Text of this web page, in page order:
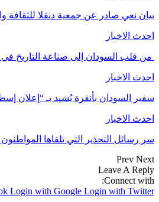
بيان نعي صادر عن جمعية دنقلا للثقافة
احدث الاخبار
من قلب السودان إلى صناعة التاريخ في
احدث الاخبار
سفير السودان بأنقرة يُشيد بـ “إعلان
احدث الاخبار
سر رسائل التحذير التي تلقاها
Prev Next
Leave A Reply
Connect with:
Login with Google Login with Twitter